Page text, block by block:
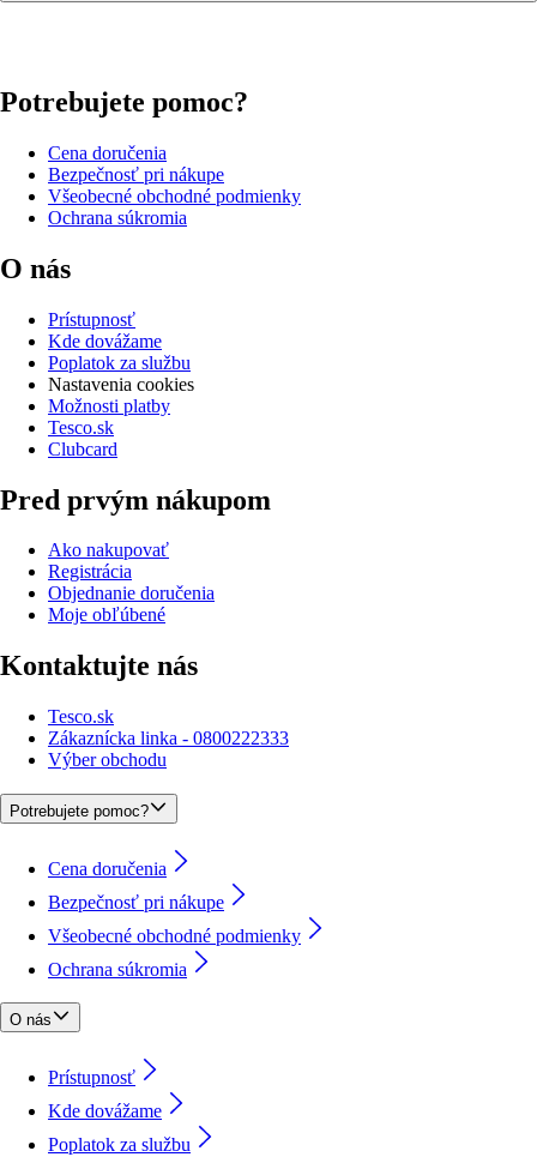
Potrebujete pomoc?
Cena doručenia
Bezpečnosť pri nákupe
Všeobecné obchodné podmienky
Ochrana súkromia
O nás
Prístupnosť
Kde dovážame
Poplatok za službu
Nastavenia cookies
Možnosti platby
Tesco.sk
Clubcard
Pred prvým nákupom
Ako nakupovať
Registrácia
Objednanie doručenia
Moje obľúbené
Kontaktujte nás
Tesco.sk
Zákaznícka linka - 0800222333
Výber obchodu
Potrebujete pomoc?
Cena doručenia
Bezpečnosť pri nákupe
Všeobecné obchodné podmienky
Ochrana súkromia
O nás
Prístupnosť
Kde dovážame
Poplatok za službu